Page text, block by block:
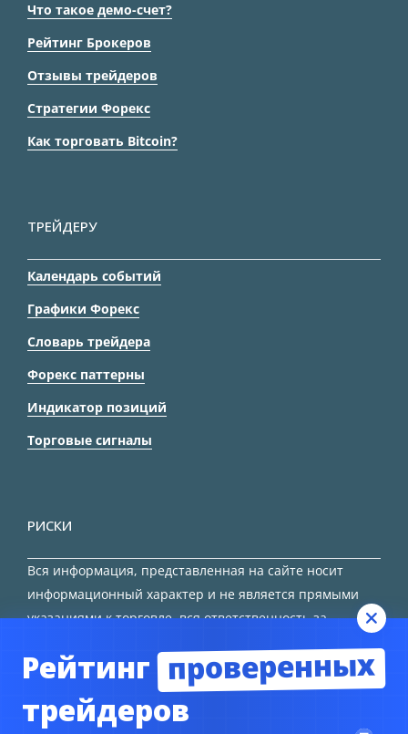
Что такое демо-счет?
Рейтинг Брокеров
Отзывы трейдеров
Стратегии Форекс
Как торговать Bitcoin?
ТРЕЙДЕРУ
Календарь событий
Графики Форекс
Словарь трейдера
Форекс паттерны
Индикатор позиций
Торговые сигналы
РИСКИ
Вся информация, представленная на сайте носит
информационный характер и не является прямыми
указаниями к торговле, вся ответственность за
Рейтинг проверенных
трейдеров